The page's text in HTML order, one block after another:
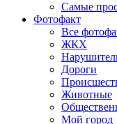
Самые
Фотофакт
Все
ЖКХ
Дороги
Животные
Мой город